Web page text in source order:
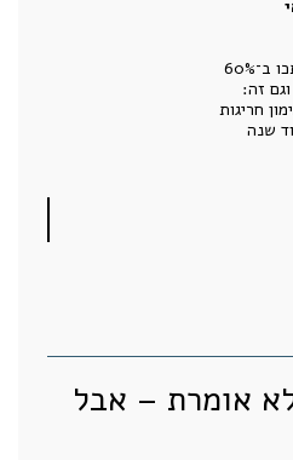
זה:
חריגות
שנה
לא אומרת – אבל